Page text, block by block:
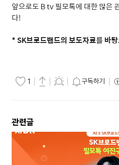
앞으로도 B tv필모톡에 대한 많은
다!
* SK브로드밴드의 보도자료를 바
1 구독하기
관련글